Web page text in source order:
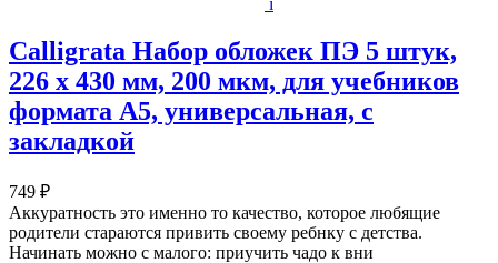
Calligrata Набор обложек ПЭ 5 штук,
226 х 430 мм, 200 мкм, для учебников
формата А5, универсальная, с
закладкой
749 ₽
Аккуратность это именно то качество, которое любящие
родители стараются привить своему ребнку с детства.
Начинать можно с малого: приучить чадо к вни